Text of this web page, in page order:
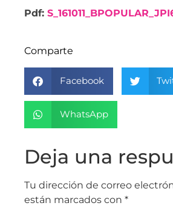
Pdf:
Comparte
Facebook
WhatsApp
Deja una
Tu dirección de correo
están marcados con *